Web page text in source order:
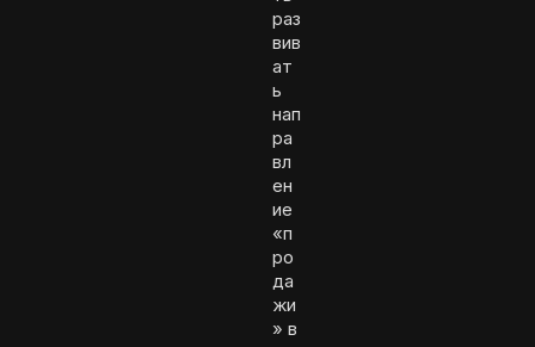
раз
вив
ат
ь
нап
ра
вл
ен
ие
«п
ро
да
жи
» в